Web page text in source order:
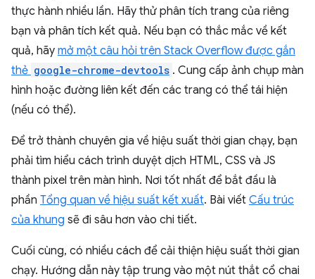
thực hành nhiều lần. Hãy thử phân tích trang của riêng
bạn và phân tích kết quả. Nếu bạn có thắc mắc về kết
quả, hãy mở một câu hỏi trên Stack Overflow được gắn
thẻ google-chrome-devtools . Cung cấp ảnh chụp màn
hình hoặc đường liên kết đến các trang có thể tái hiện
(nếu có thể).
Để trở thành chuyên gia về hiệu suất thời gian chạy, bạn
phải tìm hiểu cách trình duyệt dịch HTML, CSS và JS
thành pixel trên màn hình. Nơi tốt nhất để bắt đầu là
phần Tổng quan về hiệu suất kết xuất. Bài viết Cấu trúc
của khung sẽ đi sâu hơn vào chi tiết.
Cuối cùng, có nhiều cách để cải thiện hiệu suất thời gian
chạy. Hướng dẫn này tập trung vào một nút thắt cổ chai